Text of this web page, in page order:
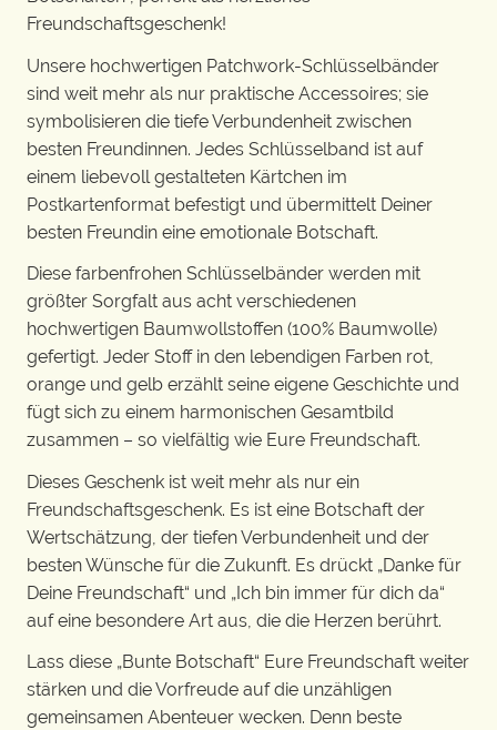
Freundschaftsgeschenk!
Unsere hochwertigen Patchwork-Schlüsselbänder
sind weit mehr als nur praktische Accessoires; sie
symbolisieren die tiefe Verbundenheit zwischen
besten Freundinnen. Jedes Schlüsselband ist auf
einem liebevoll gestalteten Kärtchen im
Postkartenformat befestigt und übermittelt Deiner
besten Freundin eine emotionale Botschaft.
Diese farbenfrohen Schlüsselbänder werden mit
größter Sorgfalt aus acht verschiedenen
hochwertigen Baumwollstoffen (100% Baumwolle)
gefertigt. Jeder Stoff in den lebendigen Farben rot,
orange und gelb erzählt seine eigene Geschichte und
fügt sich zu einem harmonischen Gesamtbild
zusammen – so vielfältig wie Eure Freundschaft.
Dieses Geschenk ist weit mehr als nur ein
Freundschaftsgeschenk. Es ist eine Botschaft der
Wertschätzung, der tiefen Verbundenheit und der
besten Wünsche für die Zukunft. Es drückt „Danke für
Deine Freundschaft“ und „Ich bin immer für dich da“
auf eine besondere Art aus, die die Herzen berührt.
Lass diese „Bunte Botschaft“ Eure Freundschaft weiter
stärken und die Vorfreude auf die unzähligen
gemeinsamen Abenteuer wecken. Denn beste